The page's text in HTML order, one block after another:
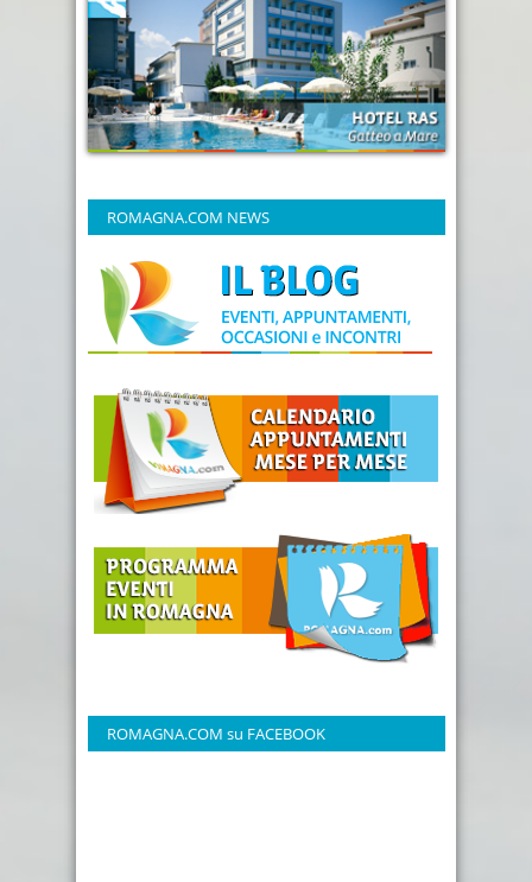
ROMAGNA.COM NEWS
ROMAGNA.COM su FACEBOOK